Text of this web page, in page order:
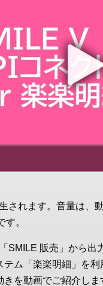
されます。音量は、
。
SMILE 販売」から
ム「楽楽明細」を
を動画でご紹介しま